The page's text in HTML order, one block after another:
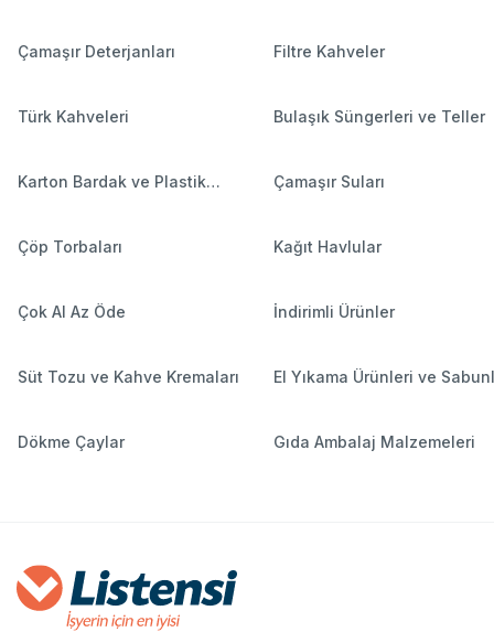
Çamaşır Deterjanları Filtre Kahveler
Türk Kahveleri Bulaşık Süngerleri ve Teller
Karton Bardak ve Plastik
Çamaşır Suları
Çöp Torbaları Kağıt Havlular
Çok Al Az Öde İndirimli Ürünler
Süt Tozu ve Kahve Kremaları El Yıkama Ürünleri ve
Dökme Çaylar Gıda Ambalaj Malzemeleri